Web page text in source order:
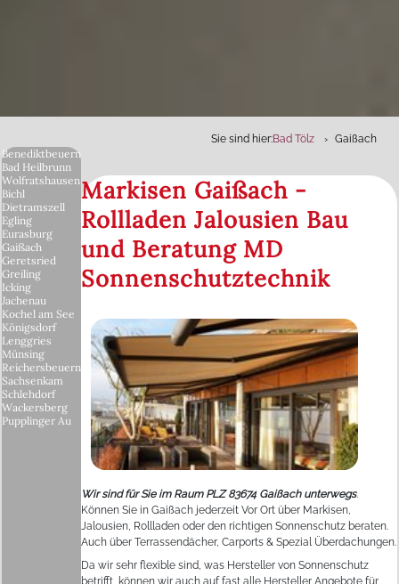
Sie sind hier:Bad Tölz Gaißach
Markisen Gaißach -
Rollladen Jalousien Bau
und Beratung MD
Sonnenschutztechnik
Wir sind für Sie im Raum PLZ 83674 Gaißach unterwegs.
Können Sie in Gaißach jederzeit Vor Ort über Markisen,
Jalousien, Rollladen oder den richtigen Sonnenschutz beraten.
Auch über Terrassendächer, Carports & Spezial Überdachungen.
Da wir sehr flexible sind, was Hersteller von Sonnenschutz
betrifft, können wir auch auf fast alle Hersteller Angebote für
Benediktbeuern
Bad Heilbrunn
Wolfratshausen
Bichl
Dietramszell
Egling
Eurasburg
Gaißach
Geretsried
Greiling
Icking
Jachenau
Kochel am See
Königsdorf
Lenggries
Münsing
Reichersbeuern
Sachsenkam
Schlehdorf
Wackersberg
Pupplinger Au